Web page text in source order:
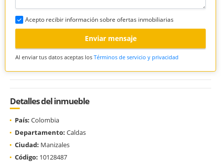
Acepto recibir información sobre ofertas inmobiliarias
Enviar mensaje
Al enviar tus datos aceptas los Términos de servicio y privacidad
Detalles del inmueble
País: Colombia
Departamento: Caldas
Ciudad: Manizales
Código: 10128487